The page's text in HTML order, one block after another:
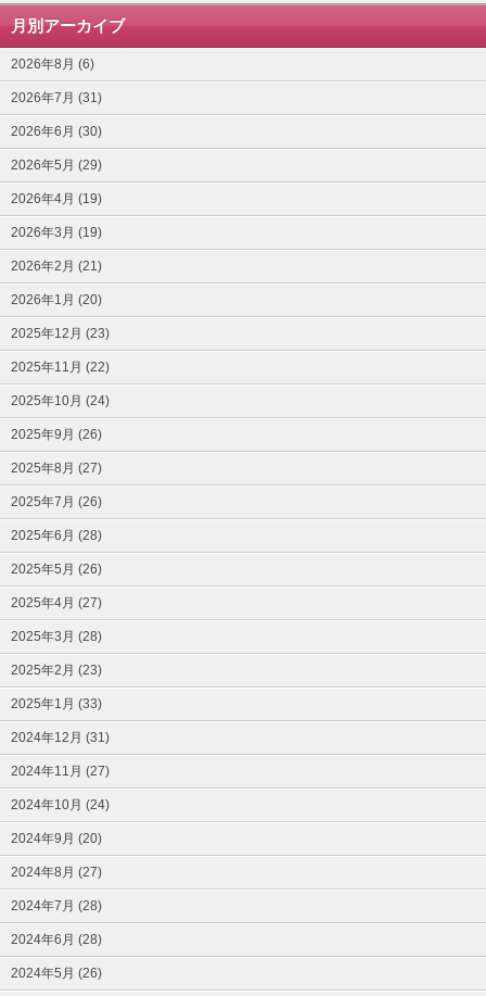
月別アーカイブ
2026年8月 (6)
2026年7月 (31)
2026年6月 (30)
2026年5月 (29)
2026年4月 (19)
2026年3月 (19)
2026年2月 (21)
2026年1月 (20)
2025年12月 (23)
2025年11月 (22)
2025年10月 (24)
2025年9月 (26)
2025年8月 (27)
2025年7月 (26)
2025年6月 (28)
2025年5月 (26)
2025年4月 (27)
2025年3月 (28)
2025年2月 (23)
2025年1月 (33)
2024年12月 (31)
2024年11月 (27)
2024年10月 (24)
2024年9月 (20)
2024年8月 (27)
2024年7月 (28)
2024年6月 (28)
2024年5月 (26)